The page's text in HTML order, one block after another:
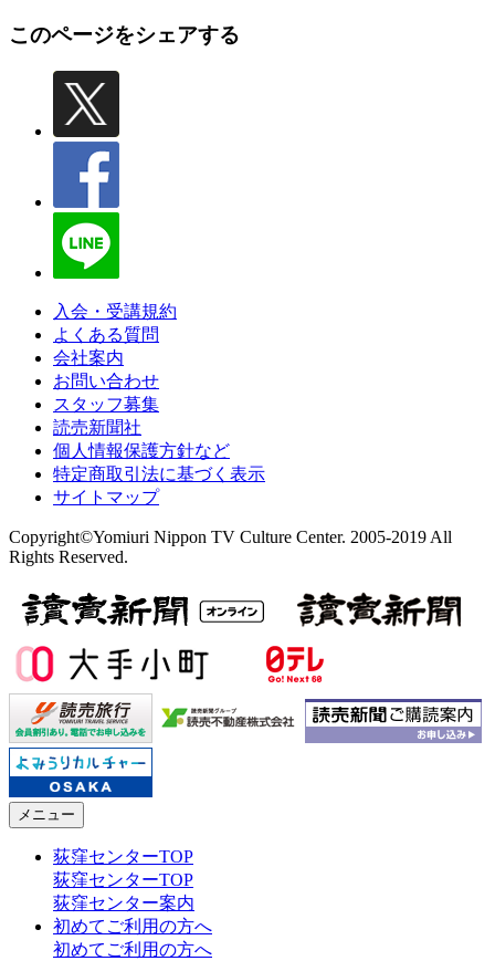
このページをシェアする
入会・受講規約
よくある質問
会社案内
お問い合わせ
スタッフ募集
読売新聞社
個人情報保護方針など
特定商取引法に基づく表示
サイトマップ
Copyright©Yomiuri Nippon TV Culture Center. 2005-2019 All
Rights Reserved.
メニュー
荻窪センターTOP
荻窪センターTOP
荻窪センター案内
初めてご利用の方へ
初めてご利用の方へ